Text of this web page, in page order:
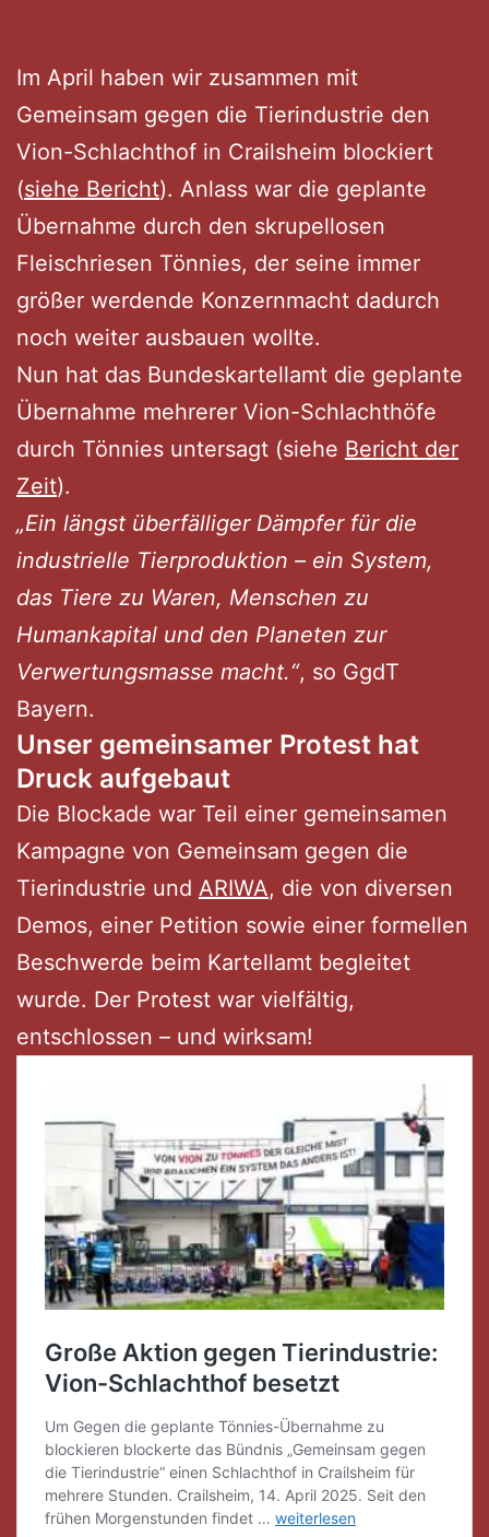
Im April haben wir zusammen mit
Gemeinsam gegen die Tierindustrie den
Vion-Schlachthof in Crailsheim blockiert
(siehe Bericht). Anlass war die geplante
Übernahme durch den skrupellosen
Fleischriesen Tönnies, der seine immer
größer werdende Konzernmacht dadurch
noch weiter ausbauen wollte.
Nun hat das Bundeskartellamt die geplante
Übernahme mehrerer Vion-Schlachthöfe
durch Tönnies untersagt (siehe Bericht der
Zeit).
„Ein längst überfälliger Dämpfer für die
industrielle Tierproduktion – ein System,
das Tiere zu Waren, Menschen zu
Humankapital und den Planeten zur
Verwertungsmasse macht.“, so GgdT
Bayern.
Unser gemeinsamer Protest hat
Druck aufgebaut
Die Blockade war Teil einer gemeinsamen
Kampagne von Gemeinsam gegen die
Tierindustrie und ARIWA, die von diversen
Demos, einer Petition sowie einer formellen
Beschwerde beim Kartellamt begleitet
wurde. Der Protest war vielfältig,
entschlossen – und wirksam!